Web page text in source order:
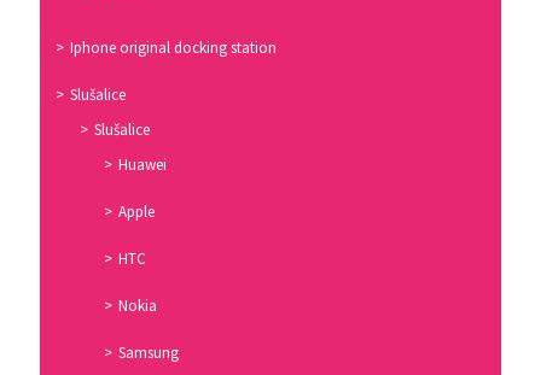
Iphone original docking station
Slušalice
Slušalice
Huawei
Apple
HTC
Nokia
Samsung